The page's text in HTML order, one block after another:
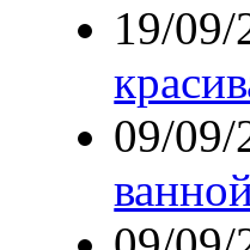
19/09/
09/09/